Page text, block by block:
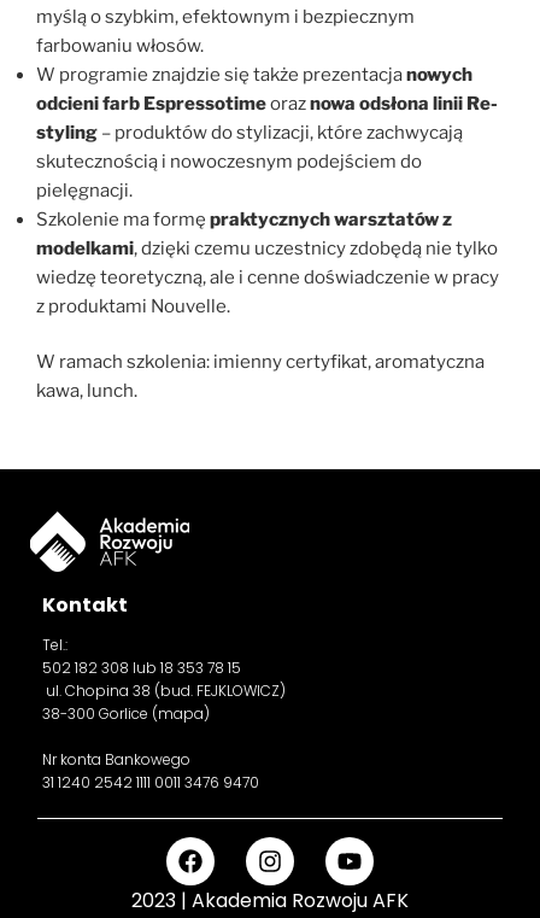
myślą o szybkim, efektownym i bezpiecznym
farbowaniu włosów.
W programie znajdzie się także prezentacjanowych
odcieni farb Espressotimeoraznowa odsłona linii Re-
styling – produktów do stylizacji, które zachwycają
skutecznością i nowoczesnym podejściem do
pielęgnacji.
Szkolenie ma formę praktycznych warsztatów z
modelkami, dzięki czemu uczestnicy zdobędą nie tylko
wiedzę teoretyczną, ale i cenne doświadczenie w pracy
z produktami Nouvelle.
W ramach szkolenia: imienny certyfikat, aromatyczna
kawa, lunch.
Kontakt
Tel.:
502 182 308 lub 18 353 78 15
ul. Chopina 38 (bud. FEJKLOWICZ)
38-300 Gorlice (mapa)
Nr konta Bankowego
31 1240 2542 1111 0011 3476 9470
2023 | Akademia Rozwoju AFK